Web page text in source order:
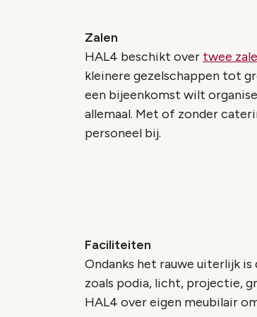
Zalen
HAL4 beschikt over twee
kleinere gezelschappen tot
een bijeenkomst wilt
allemaal. Met of zonder
personeel bij.
Faciliteiten
Ondanks het rauwe uiterlijk
zoals podia, licht, projectie,
HAL4 over eigen meubilair